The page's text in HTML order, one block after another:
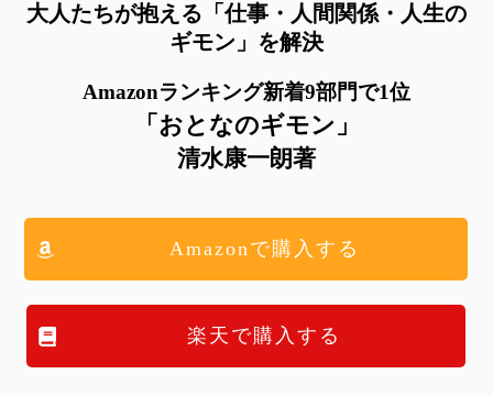
大人たちが抱える 「仕事・人間関係・人生の
ギモン」を解決
Amazonランキング新着9部門で1位
「おとなのギモン」
清水康一朗著
Amazonで購入する
楽天で購入する